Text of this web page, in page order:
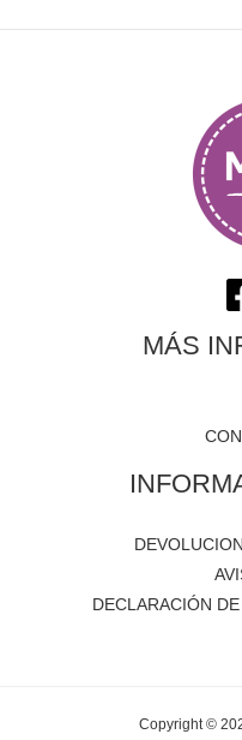
MÁS
DECLARACIÓN
Copyright ©